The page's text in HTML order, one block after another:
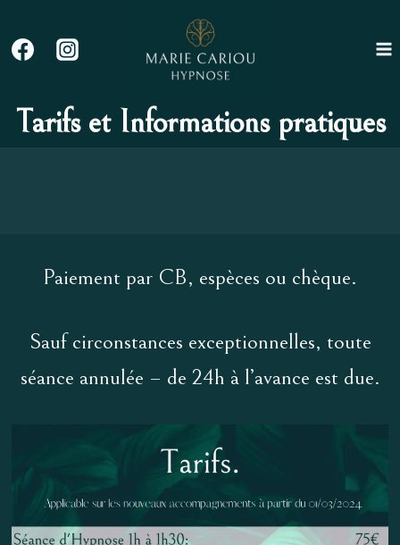
au
Tarifs et Informations pratiques
Paiement par CB, espèces ou chèque.
Sauf circonstances exceptionnelles, toute
séance annulée – de 24h à l’avance est due.